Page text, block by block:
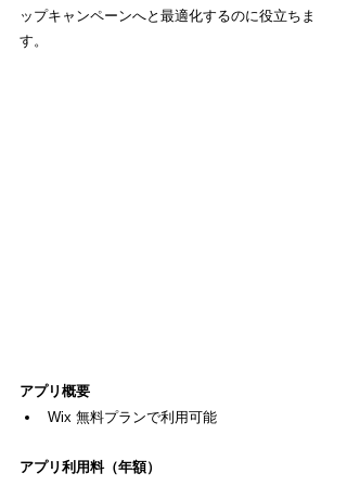
ップキャンペーンへと最適化するのに役立ちま
す。
アプリ概要
Wix 無料プランで利用可能
アプリ利用料（年額）